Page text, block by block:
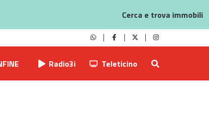
Cerca e trova immobili
Radio3i Teleticino